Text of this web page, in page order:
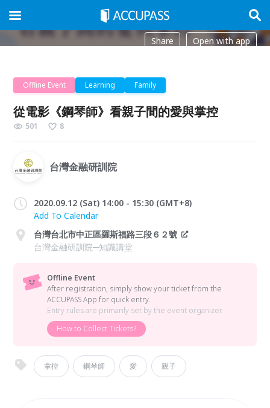
Share Open with app
Offline Event Learning Family
從電影《鋼琴師》看親子間的愛與掌控
501 8
台灣金融研訓院
2020.09.12 (Sat) 14:00 - 15:30 (GMT+8)
Add To Calendar
台灣台北市中正區羅斯福路三段６２號
台灣金融研訓院─知識講堂
Offline Event
After registration, simply show your ticket from the
ACCUPASS App for quick entry.
Entry rules are primarily set by the event organizer.
How to Collect Tickets?
掌控 鋼琴師 愛 親子